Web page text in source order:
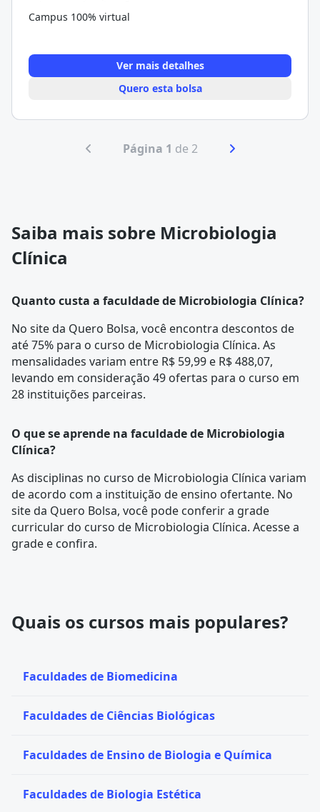
Campus 100% virtual
Ver mais detalhes
Quero esta bolsa
Página 1 de 2
Saiba mais sobre Microbiologia
Clínica
Quanto custa a faculdade de Microbiologia Clínica?
No site da Quero Bolsa, você encontra descontos de
até 75% para o curso de Microbiologia Clínica. As
mensalidades variam entre R$ 59,99 e R$ 488,07,
levando em consideração 49 ofertas para o curso em
28 instituições parceiras.
O que se aprende na faculdade de Microbiologia
Clínica?
As disciplinas no curso de Microbiologia Clínica variam
de acordo com a instituição de ensino ofertante. No
site da Quero Bolsa, você pode conferir a grade
curriculardo curso de Microbiologia Clínica. Acesse a
grade e confira.
Quais os cursos mais populares?
Faculdades de Biomedicina
Faculdades de Ciências Biológicas
Faculdades de Ensino de Biologia e Química
Faculdades de Biologia Estética